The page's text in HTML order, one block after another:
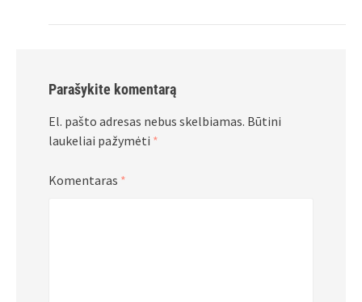
Parašykite komentarą
El. pašto adresas nebus skelbiamas. Būtini
laukeliai pažymėti *
Komentaras *